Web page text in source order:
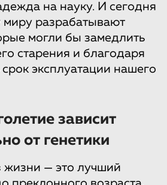
на науку. И сегодня
миру разрабатывают
могли бы замедлить
старения и благодаря
эксплуатации нашего
зависит
от генетики
— это лучший